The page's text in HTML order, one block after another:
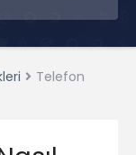
Telefon